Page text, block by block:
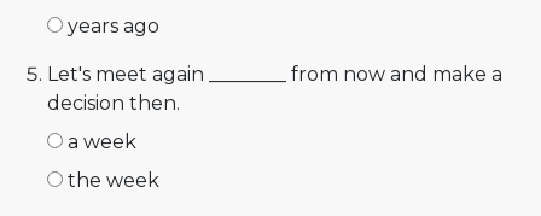
years ago
Let's meet again ________ from now and make a
decision then.
a week
the week